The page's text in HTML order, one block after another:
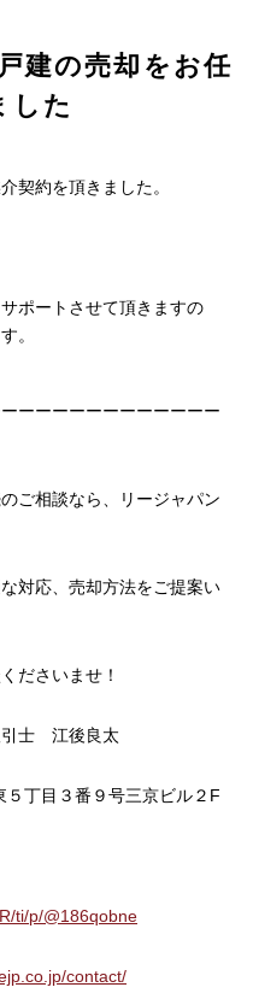
建の売却をお任
した
契約を頂きました。
ポートさせて頂きますの
。
ーーーーーーーーーーーー
ご相談なら、リージャパン
対応、売却方法をご提案い
ださいませ！
士 江後良太
丁目３番９号三京ビル２F
ti/p/@186qobne
contact/